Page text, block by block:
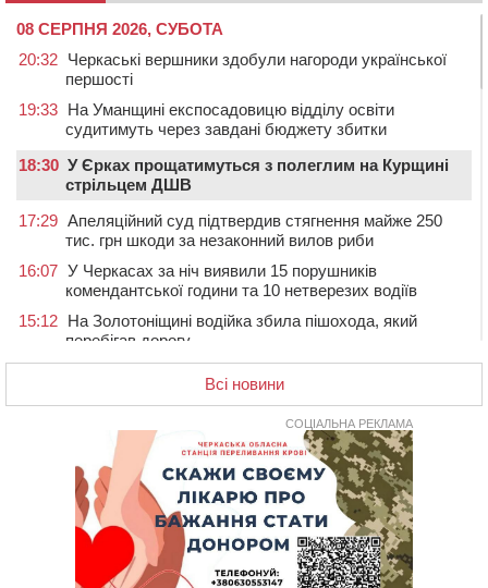
08 СЕРПНЯ 2026, СУБОТА
20:32 Черкаські вершники здобули нагороди української
першості
19:33 На Уманщині експосадовицю відділу освіти
судитимуть через завдані бюджету збитки
18:30 У Єрках прощатимуться з полеглим на Курщині
стрільцем ДШВ
17:29 Апеляційний суд підтвердив стягнення майже 250
тис. грн шкоди за незаконний вилов риби
16:07 У Черкасах за ніч виявили 15 порушників
комендантської години та 10 нетверезих водіїв
15:12 На Золотоніщині водійка збила пішохода, який
перебігав дорогу
під охорону 188-річну церкву
У Смілі біля магазину під колесами вантажівки
загинула жінка
У Черкасах пропонують для приватизації
п’ятиповерховий об’єкт у центрі міста
Не вистачає стажу для пенсії: як його докупити та що
потрібно знати
У Черкасах виявили низку недоліків у гуртожитку, де
Всі новини
СОЦІАЛЬНА РЕКЛАМА